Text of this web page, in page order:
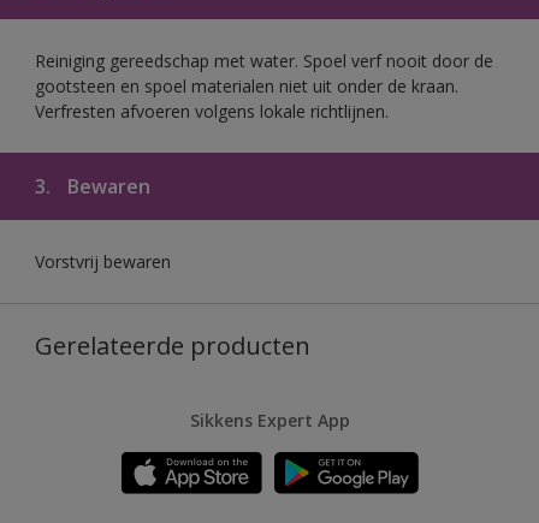
Reiniging gereedschap met water. Spoel verf nooit door de
gootsteen en spoel materialen niet uit onder de kraan.
Verfresten afvoeren volgens lokale richtlijnen.
3. Bewaren
Vorstvrij bewaren
Gerelateerde producten
Sikkens Expert App